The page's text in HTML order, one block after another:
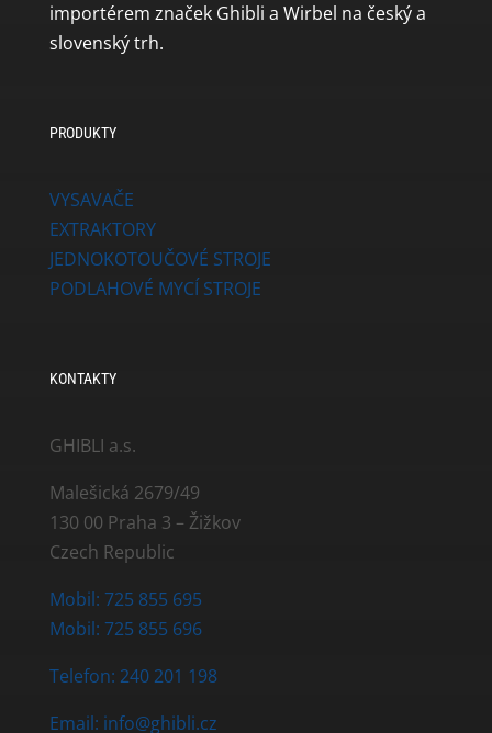
importérem značek Ghibli a Wirbel na český a
slovenský trh.
PRODUKTY
VYSAVAČE
EXTRAKTORY
JEDNOKOTOUČOVÉ STROJE
PODLAHOVÉ MYCÍ STROJE
KONTAKTY
GHIBLI a.s.
Malešická 2679/49
130 00 Praha 3 – Žižkov
Czech Republic
Mobil: 725 855 695
Mobil: 725 855 696
Telefon: 240 201 198
Email: info@ghibli.cz